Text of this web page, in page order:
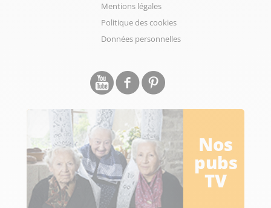
Mentions légales
Politique des cookies
Données personnelles
Nos
pubs
TV